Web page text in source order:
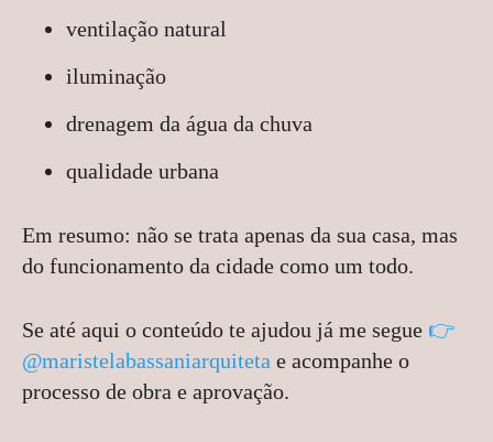
ventilação natural
iluminação
drenagem da água da chuva
qualidade urbana
Em resumo: não se trata apenas da sua casa, mas
do funcionamento da cidade como um todo.
Se até aqui o conteúdo te ajudou já me segue 👉
@maristelabassaniarquiteta e acompanhe o
processo de obra e aprovação.